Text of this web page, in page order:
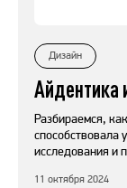
Дизайн
Айдентика
Разбираемся,
исследования и
11 октября 2024